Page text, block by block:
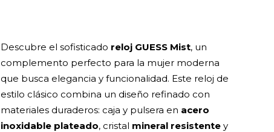
Descubre el sofisticado reloj GUESS Mist, un
complemento perfecto para la mujer moderna
que busca elegancia y funcionalidad. Este reloj de
estilo clásico combina un diseño refinado con
materiales duraderos: caja y pulsera en acero
inoxidable plateado, cristal mineral resistente y